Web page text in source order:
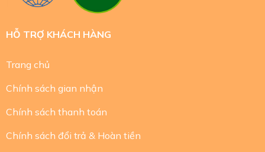
HỖ TRỢ KHÁCH HÀNG
Trang chủ
Chính sách gian nhận
Chính sách thanh toán
Chính sách đổi trả & Hoàn tiền